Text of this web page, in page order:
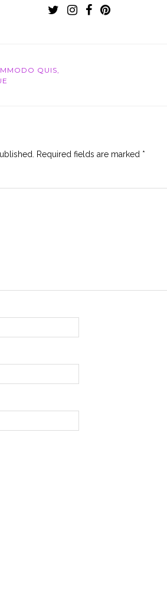
QUIS,
Required fields are marked *